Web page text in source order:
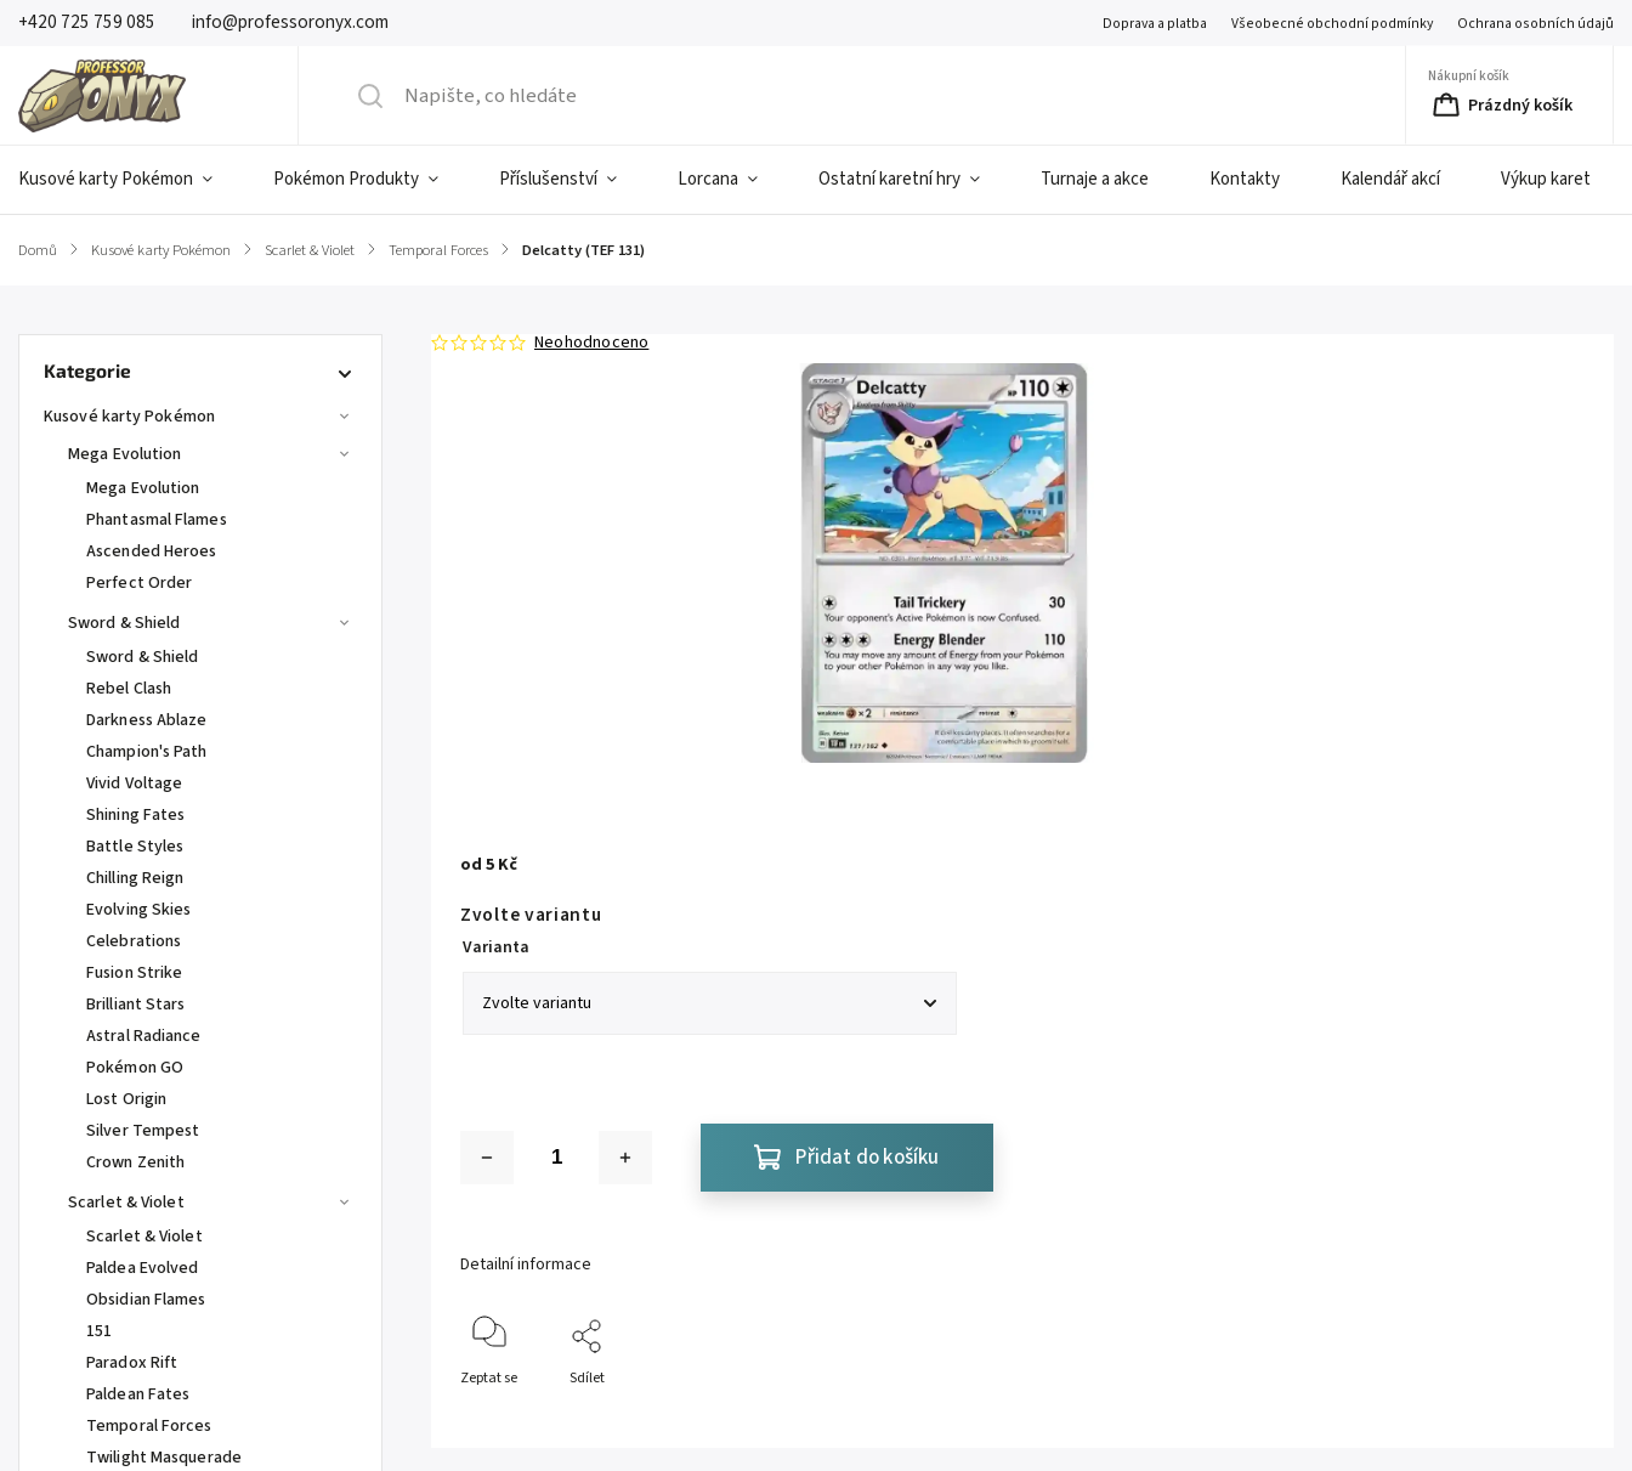
+420 725 759 085 info@professoronyx.com Doprava a platba Všeobecné obchodní podmínky Ochrana osobních údajů
Nákupní košík
Prázdný košík
Kusové karty Pokémon Pokémon Produkty Příslušenství Lorcana Ostatní karetní hry Turnaje a akce Kontakty Kalendář akcí Výkup karet
Domů / Kusové karty Pokémon / Scarlet & Violet / Temporal Forces / Delcatty (TEF 131)
Kategorie
Kusové karty Pokémon
Mega Evolution
Mega Evolution
Phantasmal Flames
Ascended Heroes
Perfect Order
Sword & Shield
Sword & Shield
Rebel Clash
Darkness Ablaze
Champion's Path
Vivid Voltage
Shining Fates
Battle Styles
Chilling Reign
Evolving Skies
Celebrations
Fusion Strike
Brilliant Stars
Astral Radiance
Pokémon GO
Lost Origin
Silver Tempest
Crown Zenith
Scarlet & Violet
Scarlet & Violet
Paldea Evolved
Obsidian Flames
151
Paradox Rift
Paldean Fates
Temporal Forces
Twilight Masquerade
Neohodnoceno
od 5 Kč
Zvolte variantu
Varianta
Přidat do košíku
Detailní informace
Zeptat se Sdílet